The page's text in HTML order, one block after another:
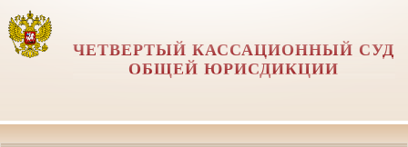
ЧЕТВЕРТЫЙ КАССАЦИОННЫЙ СУД
ОБЩЕЙ ЮРИСДИКЦИИ